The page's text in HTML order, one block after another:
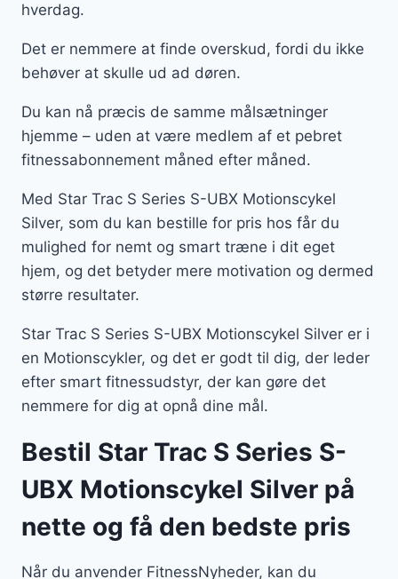
hverdag.
Det er nemmere at finde overskud, fordi du ikke
behøver at skulle ud ad døren.
Du kan nå præcis de samme målsætninger
hjemme – uden at være medlem af et pebret
fitnessabonnement måned efter måned.
Med Star Trac S Series S-UBX Motionscykel
Silver, som du kan bestille for pris hos får du
mulighed for nemt og smart træne i dit eget
hjem, og det betyder mere motivation og dermed
større resultater.
Star Trac S Series S-UBX Motionscykel Silver er i
en Motionscykler, og det er godt til dig, der leder
efter smart fitnessudstyr, der kan gøre det
nemmere for dig at opnå dine mål.
Bestil Star Trac S Series S-
UBX Motionscykel Silver på
nette og få den bedste pris
Når du anvender FitnessNyheder, kan du